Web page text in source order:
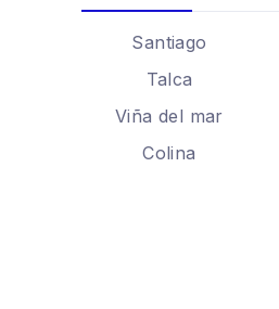
Santiago
Talca
Viña del mar
Colina